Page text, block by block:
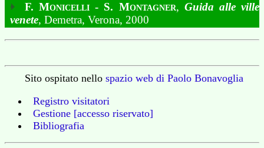
F. Monicelli - S. Montagner, Guida alle ville
venete, Demetra, Verona, 2000
Sito ospitato nellospazio web di Paolo Bonavoglia
Registro visitatori
Gestione [accesso riservato]
Bibliografia